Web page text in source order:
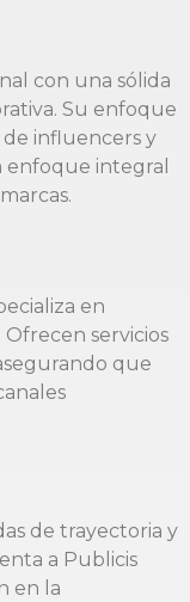
con una sólida
Su enfoque
influencers y
integral
en
servicios
que
de trayectoria y
a Publicis
en la